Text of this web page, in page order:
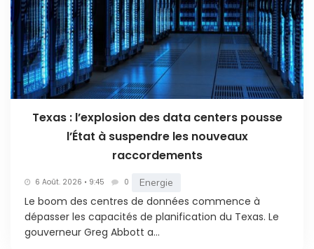
Texas : l’explosion des data centers pousse
l’État à suspendre les nouveaux
raccordements
6 Août. 2026 • 9:45 0 Energie
Le boom des centres de données commence à
dépasser les capacités de planification du Texas. Le
gouverneur Greg Abbott a...